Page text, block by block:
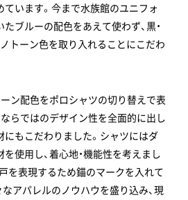
います。今まで水族館のユニフォ
ブルーの配色をあえて使わず、黒・
トーン色を取り入れることにこだわ
ン配色をポロシャツの切り替えで表
らではのデザイン性を全面的に出し
もこだわりました。シャツにはダ
使用し、着心地・機能性を考えまし
を表現するため錨のマークを入れて
アパレルのノウハウを盛り込み、現